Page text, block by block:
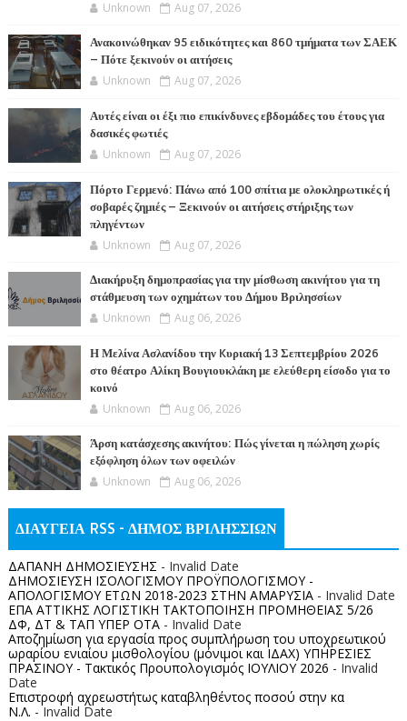
Unknown Aug 07, 2026
Ανακοινώθηκαν 95 ειδικότητες και 860 τμήματα των ΣΑΕΚ
– Πότε ξεκινούν οι αιτήσεις
Unknown Aug 07, 2026
Αυτές είναι οι έξι πιο επικίνδυνες εβδομάδες του έτους για
δασικές φωτιές
Unknown Aug 07, 2026
Πόρτο Γερμενό: Πάνω από 100 σπίτια με ολοκληρωτικές ή
σοβαρές ζημιές – Ξεκινούν οι αιτήσεις στήριξης των
πληγέντων
Unknown Aug 07, 2026
Διακήρυξη δημοπρασίας για την μίσθωση ακινήτου για τη
στάθμευση των οχημάτων του Δήμου Βριλησσίων
Unknown Aug 06, 2026
Η Μελίνα Ασλανίδου την Kυριακή 13 Σεπτεμβρίου 2026
στο θέατρο Αλίκη Βουγιουκλάκη με ελεύθερη είσοδο για το
κοινό
Unknown Aug 06, 2026
Άρση κατάσχεσης ακινήτου: Πώς γίνεται η πώληση χωρίς
εξόφληση όλων των οφειλών
Unknown Aug 06, 2026
ΔΙΑΥΓΕΙΑ RSS - ΔΗΜΟΣ ΒΡΙΛΗΣΣΙΩΝ
ΔΑΠΑΝΗ ΔΗΜΟΣΙΕΥΣΗΣ - Invalid Date
ΔΗΜΟΣΙΕΥΣΗ ΙΣΟΛΟΓΙΣΜΟΥ ΠΡΟΫΠΟΛΟΓΙΣΜΟΥ -
ΑΠΟΛΟΓΙΣΜΟΥ ΕΤΩΝ 2018-2023 ΣΤΗΝ ΑΜΑΡΥΣΙΑ- Invalid Date
ΕΠΑ ΑΤΤΙΚΗΣ ΛΟΓΙΣΤΙΚΗ ΤΑΚΤΟΠΟΙΗΣΗ ΠΡΟΜΗΘΕΙΑΣ 5/26
ΔΦ, ΔΤ & ΤΑΠ ΥΠΕΡ ΟΤΑ- Invalid Date
Αποζημίωση για εργασία προς συμπλήρωση του υποχρεωτικού
ωραρίου ενιαίου μισθολογίου (μόνιμοι και ΙΔΑΧ) ΥΠΗΡΕΣΙΕΣ
ΠΡΑΣΙΝΟΥ - Τακτικός Προυπολογισμός ΙΟΥΛΙΟΥ 2026 - Invalid
Date
Επιστροφή αχρεωστήτως καταβληθέντος ποσoύ στην κα
Ν.Λ. - Invalid Date